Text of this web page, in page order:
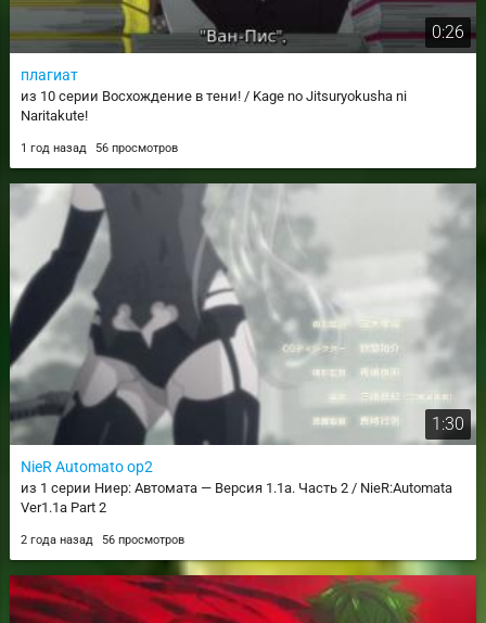
0:26
плагиат
из 10 серии Восхождение в тени! / Kage no Jitsuryokusha ni
Naritakute!
1 год назад 56 просмотров
1:30
NieR Automato op2
из 1 серии Ниер: Автомата — Версия 1.1а. Часть 2 / NieR:Automata
Ver1.1a Part 2
2 года назад 56 просмотров